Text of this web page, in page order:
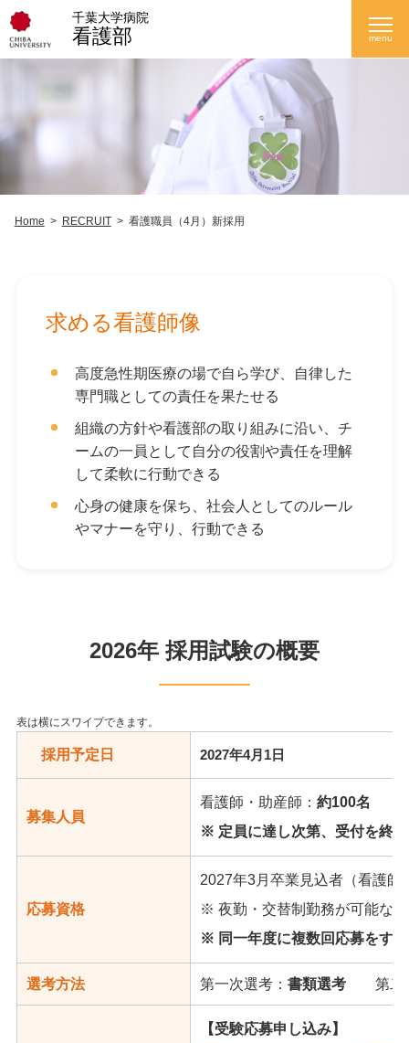
千葉大学病院
看護部 menu
Home > RECRUIT > 看護職員（4月）新採用
求める看護師像
高度急性期医療の場で自ら学び、自律した
専門職としての責任を果たせる
組織の方針や看護部の取り組みに沿い、チ
ームの一員として自分の役割や責任を理解
して柔軟に行動できる
心身の健康を保ち、社会人としてのルール
やマナーを守り、行動できる
2026年 採用試験の概要
採用予定日 2027年4月1日
募集人員
看護師・助産師： 約100名
※ 定員に達し次第、受付を終
応募資格
2027年3月卒業見込者（看護
※ 夜勤・交替制勤務が可能な者
※ 同一年度に複数回応募をす
選考方法 第一次選考： 書類選考第二次
【受験応募申し込み】